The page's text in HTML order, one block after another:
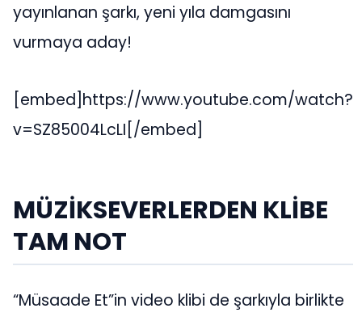
yayınlanan şarkı, yeni yıla damgasını
vurmaya aday!
[embed]https://www.youtube.com/watch?
v=SZ85004LcLI[/embed]
MÜZİKSEVERLERDEN KLİBE
TAM NOT
“Müsaade Et”in video klibi de şarkıyla birlikte